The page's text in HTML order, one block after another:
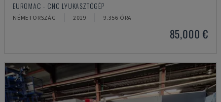
EUROMAC - CNC LYUKASZTÓGÉP
NÉMETORSZÁG 2019 9.356 ÓRA
85,000 €